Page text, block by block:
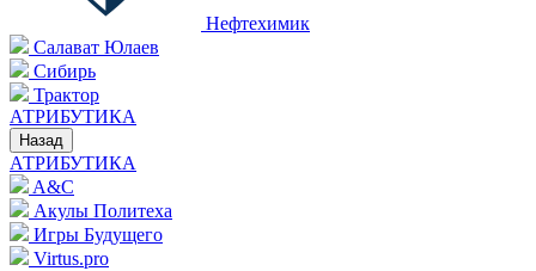
Нефтехимик
Салават Юлаев
Сибирь
Трактор
АТРИБУТИКА
Назад
АТРИБУТИКА
A&C
Акулы Политеха
Игры Будущего
Virtus.pro